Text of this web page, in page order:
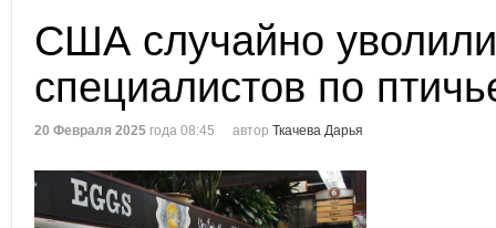
США случайно уволили
специалистов по
20 Февраля 2025 года 08:45 автор Ткачева Дарья